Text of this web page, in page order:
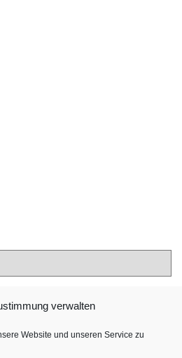
verwalten
Website und unseren Service zu